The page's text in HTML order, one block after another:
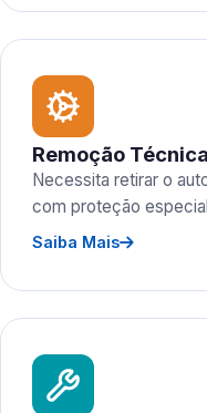
Remoção
Necessita retirar o
com proteção
Saiba Mais